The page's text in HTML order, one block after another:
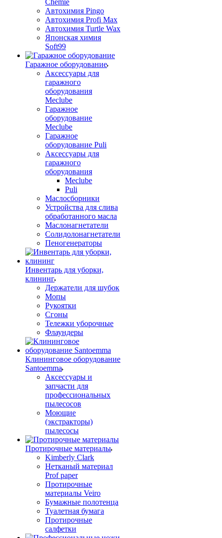
Chemie
Автохимия Pingo
Автохимия Profi Max
Автохимия Turtle Wax
Японская химия
Soft99
Гаражное оборудование
Аксессуары для
гаражного
оборудования
Meclube
Гаражное
оборудование
Meclube
Гаражное
оборудование Puli
Аксессуары для
гаражного
оборудования
Meclube
Puli
Маслосборники
Устройства для слива
обработанного масла
Маслонагнетатели
Солидолонагнетатели
Пеногенераторы
Инвентарь для уборки,
клининг
Держатели для шубок
Мопы
Рукоятки
Сгоны
Тележки уборочные
Флаундеры
Клининговое оборудование
Santoemma
Аксессуары и
запчасти для
профессиональных
пылесосов
Моющие
(экстракторы)
пылесосы
Протирочные материалы
Kimberly Clark
Нетканый материал
Prof paper
Протирочные
материалы Veiro
Бумажные полотенца
Туалетная бумага
Протирочные
салфетки